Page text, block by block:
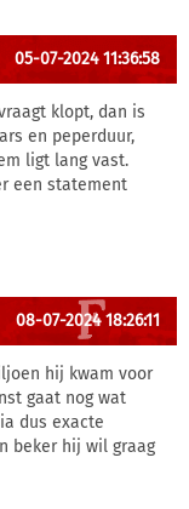
05-07-2024 11:36:58
klopt, dan is
en peperduur,
ligt lang vast.
een statement
08-07-2024 18:26:11
hij kwam voor
gaat nog wat
dus exacte
beker hij wil graag